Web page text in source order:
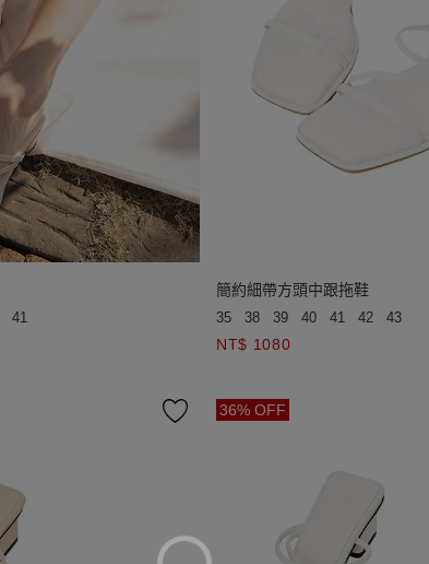
41
簡約細帶方頭中跟拖鞋
35 38 39 40 41 42 43
NT$ 1080
36% OFF